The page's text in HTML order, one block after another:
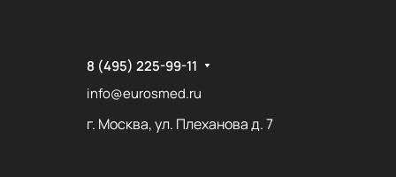
8 (495) 225-99-11
info@eurosmed.ru
г. Москва, ул. Плеханова д. 7